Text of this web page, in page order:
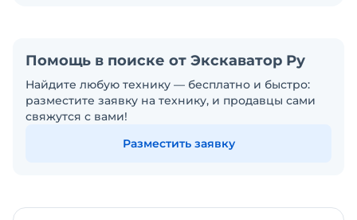
Помощь в поиске от Экскаватор Ру
Найдите любую технику — бесплатно и быстро:
разместите заявку на технику, и продавцы сами
свяжутся с вами!
Разместить заявку